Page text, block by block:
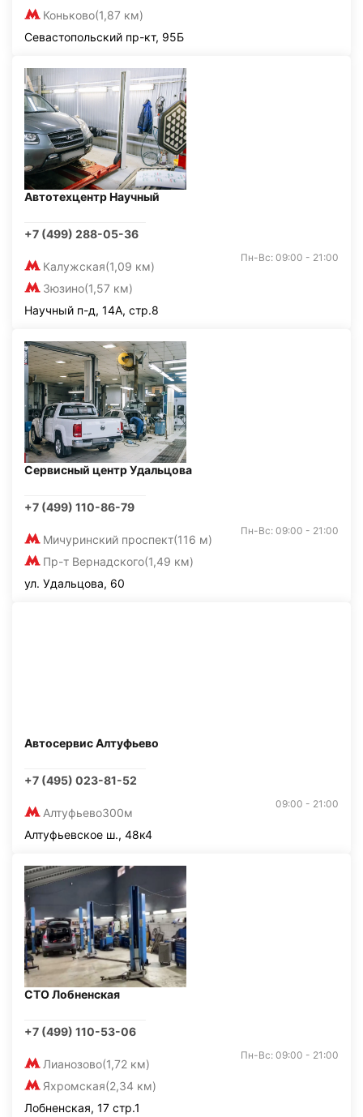
Коньково(1,87 км)
Севастопольский пр-кт, 95Б
Автотехцентр Научный
+7 (499) 288-05-36
Калужская(1,09 км)
Зюзино(1,57 км)
Пн-Вс: 09:00 - 21:00
Научный п-д, 14А, стр.8
Сервисный центр Удальцова
+7 (499) 110-86-79
Мичуринский проспект(116 м)
Пр-т Вернадского(1,49 км)
Пн-Вс: 09:00 - 21:00
ул. Удальцова, 60
Автосервис Алтуфьево
+7 (495) 023-81-52
Алтуфьево300м
09:00 - 21:00
Алтуфьевское ш., 48к4
СТО Лобненская
+7 (499) 110-53-06
Лианозово(1,72 км)
Яхромская(2,34 км)
Пн-Вс: 09:00 - 21:00
Лобненская, 17 стр.1